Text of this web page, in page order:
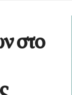
στο